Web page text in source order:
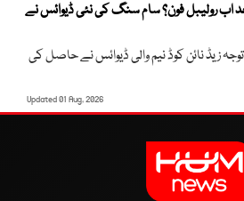
اب رولیبل فون؟ سام سنگ کی نئی ڈیوائس نے
زیڈ نائن کوڈ نیم والی ڈیوائس نے حاصل کی
Updated 01 Aug, 2026